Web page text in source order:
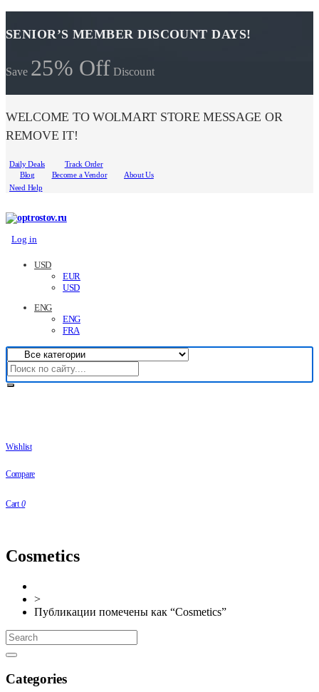
SENIOR’S MEMBER DISCOUNT DAYS!
Save 25% Off Discount
WELCOME TO WOLMART STORE MESSAGE OR
REMOVE IT!
Daily Deals
Track Order
Blog
Become a Vendor
About Us
Need Help
Log in
USD
EUR
USD
ENG
ENG
FRA
Wishlist
Compare
Cart 0
Cosmetics
>
Публикации помечены как “Cosmetics”
Categories